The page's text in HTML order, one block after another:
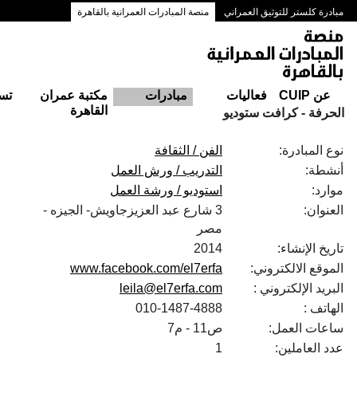
مبادرة كلستر للتوثيق العمراني منصة المبادرات العمرانية بالقاهرة
ممرات وسط البلد بالقاهرة
عن CUIP فعاليات مبادرات
مكتبة عمران
القاهرة
الحرفة - كرافت ستوديو
نوع المبادرة:
الفن / الثقافة
أنشطة:
التدريب / ورش العمل
موارد:
استوديو / ورشة العمل
العنوان:
3 شارع عبد العزيزجاويش- الجيزه -
مصر
تاريخ الإنشاء:
2014
الموقع الالكتروني:
www.facebook.com/el7erfa
البريد الإلكتروني :
leila@el7erfa.com
الهاتف :
010-1487-4888
ساعات العمل:
ص11 - م7
عدد العاملين:
1